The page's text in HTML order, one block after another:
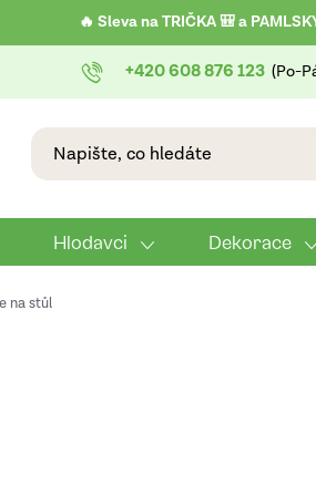
🔥 Sleva na TRIČKA 🎒 a
+420 608 876 123
Hlodavci Dekorace
na stůl